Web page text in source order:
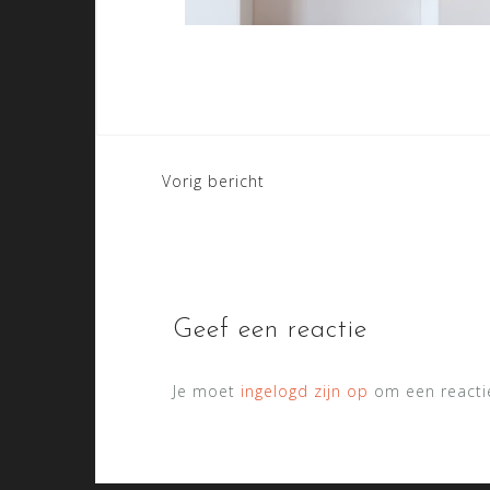
Bericht
Vorig bericht
Geef een reactie
Je moet ingelogd zijn op om een